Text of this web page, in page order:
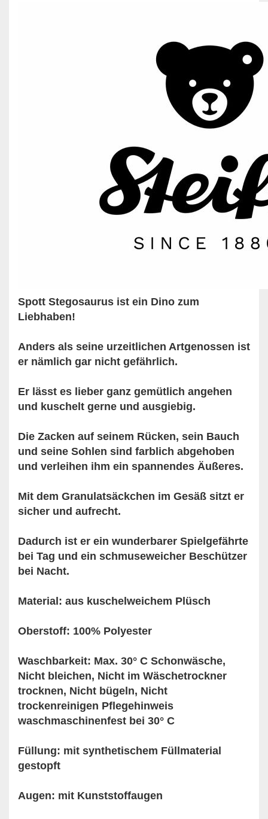
Spott Stegosaurus ist ein Dino zum
Liebhaben!
Anders als seine urzeitlichen Artgenossen ist
er nämlich gar nicht gefährlich.
Er lässt es lieber ganz gemütlich angehen
und kuschelt gerne und ausgiebig.
Die Zacken auf seinem Rücken, sein Bauch
und seine Sohlen sind farblich abgehoben
und verleihen ihm ein spannendes Äußeres.
Mit dem Granulatsäckchen im Gesäß sitzt er
sicher und aufrecht.
Dadurch ist er ein wunderbarer Spielgefährte
bei Tag und ein schmuseweicher Beschützer
bei Nacht.
Material: aus kuschelweichem Plüsch
Oberstoff: 100% Polyester
Waschbarkeit: Max. 30° C Schonwäsche,
Nicht bleichen, Nicht im Wäschetrockner
trocknen, Nicht bügeln, Nicht
trockenreinigen Pflegehinweis
waschmaschinenfest bei 30° C
Füllung: mit synthetischem Füllmaterial
gestopft
Augen: mit Kunststoffaugen